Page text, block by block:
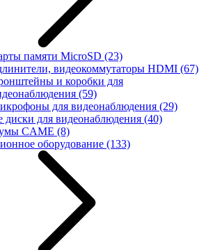
памяти MicroSD (23)
видеокоммутаторы HDMI (67)
и коробки для
(59)
для видеонаблюдения (29)
диски для видеонаблюдения (40)
CAME (8)
оборудование (133)